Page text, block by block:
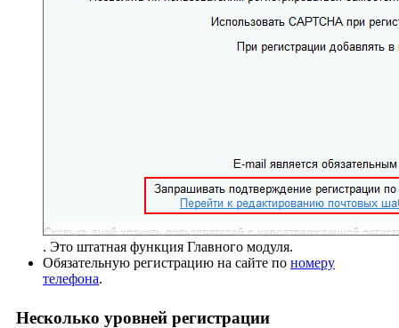
. Это штатная функция Главного модуля.
Обязательную регистрацию на сайте по номеру
телефона.
Несколько уровней регистрации